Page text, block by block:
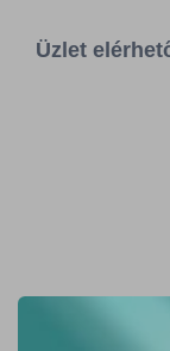
Üzlet